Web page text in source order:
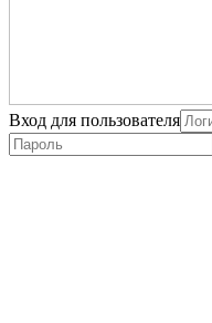
Вход для пользователя